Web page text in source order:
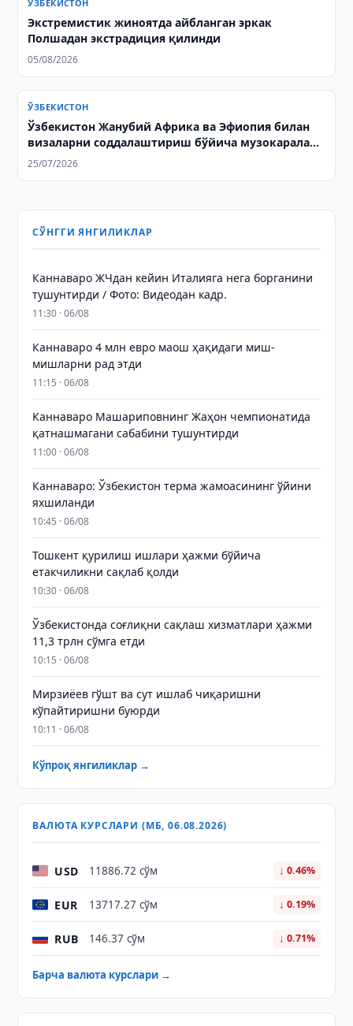
ЎЗБЕКИСТОН
Экстремистик жиноятда айбланган эркак
Полшадан экстрадиция қилинди
05/08/2026
ЎЗБЕКИСТОН
Ўзбекистон Жанубий Африка ва Эфиопия билан
визаларни соддалаштириш бўйича музокаралар
олиб борди
25/07/2026
СЎНГГИ ЯНГИЛИКЛАР
Каннаваро ЖЧдан кейин Италияга нега борганини
тушунтирди / Фото: Видеодан кадр.
11:30 · 06/08
Каннаваро 4 млн евро маош ҳақидаги миш-
мишларни рад этди
11:15 · 06/08
Каннаваро Машариповнинг Жаҳон чемпионатида
қатнашмагани сабабини тушунтирди
11:00 · 06/08
Каннаваро: Ўзбекистон терма жамоасининг ўйини
яхшиланди
10:45 · 06/08
Тошкент қурилиш ишлари ҳажми бўйича
етакчиликни сақлаб қолди
10:30 · 06/08
Ўзбекистонда соғлиқни сақлаш хизматлари ҳажми
11,3 трлн сўмга етди
10:15 · 06/08
Мирзиёев гўшт ва сут ишлаб чиқаришни
кўпайтиришни буюрди
10:11 · 06/08
Кўпроқ янгиликлар →
ВАЛЮТА КУРСЛАРИ (МБ, 06.08.2026)
USD 11886.72 сўм ↓ 0.46%
EUR 13717.27 сўм ↓ 0.19%
RUB 146.37 сўм ↓ 0.71%
Барча валюта курслари →